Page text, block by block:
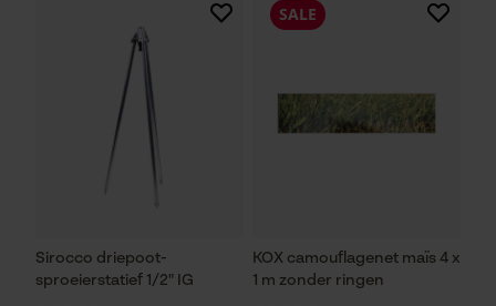
Sirocco driepoot-
sproeierstatief 1/2" IG
KOX camouflagenet maïs 4 x
1 m zonder ringen
SALE